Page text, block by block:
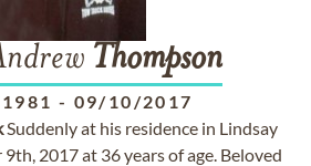
Thompson
- 09/10/2017
Suddenly at his residence in Lindsay
2017 at 36 years of age. Beloved